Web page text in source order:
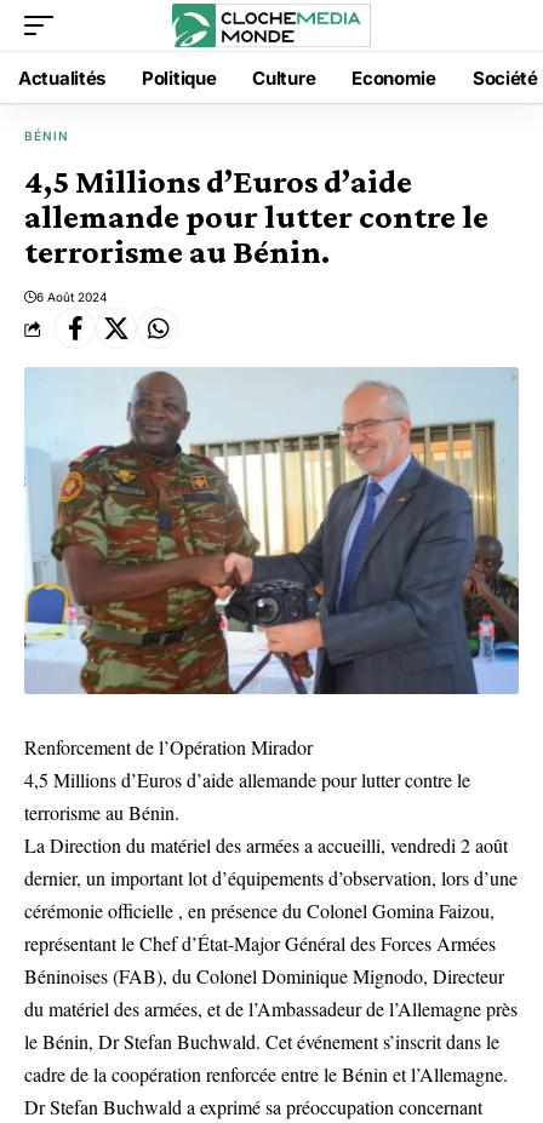
Actualités Politique Culture Economie Société
BÉNIN
4,5 Millions d’Euros d’aide
allemande pour lutter contre le
terrorisme au Bénin.
6 Août 2024
Renforcement de l’Opération Mirador
4,5 Millions d’Euros d’aide allemande pour lutter contre le
terrorisme au Bénin.
La Direction du matériel des armées a accueilli, vendredi 2 août
dernier, un important lot d’équipements d’observation, lors d’une
cérémonie officielle , en présence du Colonel Gomina Faizou,
représentant le Chef d’État-Major Général des Forces Armées
Béninoises (FAB), du Colonel Dominique Mignodo, Directeur
du matériel des armées, et de l’Ambassadeur de l’Allemagne près
le Bénin, Dr Stefan Buchwald. Cet événement s’inscrit dans le
cadre de la coopération renforcée entre le Bénin et l’Allemagne.
Dr Stefan Buchwald a exprimé sa préoccupation concernant